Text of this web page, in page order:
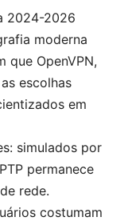
2024-2026
moderna
que OpenVPN,
escolhas
em
simulados por
permanece
rede.
costumam